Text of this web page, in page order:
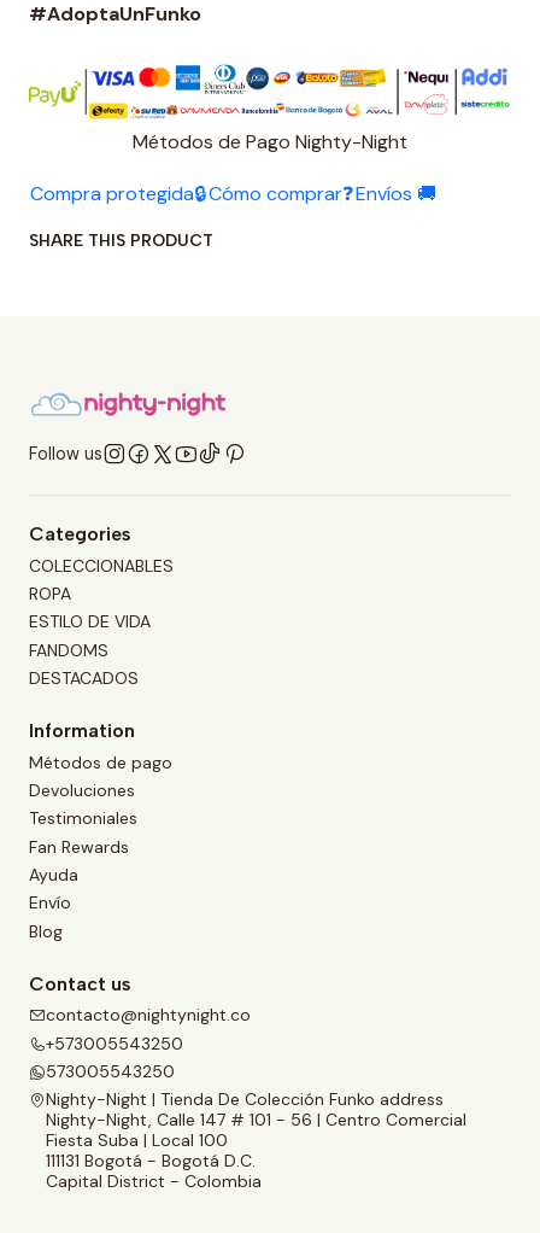
#AdoptaUnFunko
Métodos de Pago Nighty-Night
Compra protegida🔒Cómo comprar❓Envíos 🚚
SHARE THIS PRODUCT
Follow us
Categories
COLECCIONABLES
ROPA
ESTILO DE VIDA
FANDOMS
DESTACADOS
Information
Métodos de pago
Devoluciones
Testimoniales
Fan Rewards
Ayuda
Envío
Blog
Contact us
contacto@nightynight.co
+573005543250
573005543250
Nighty-Night | Tienda De Colección Funko address
Nighty-Night, Calle 147 # 101 - 56 | Centro Comercial
Fiesta Suba | Local 100
111131 Bogotá - Bogotá D.C.
Capital District - Colombia